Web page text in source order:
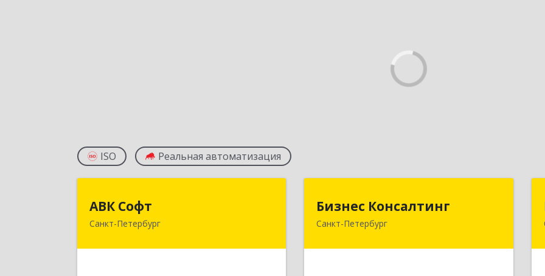
ISO Реальная автоматизация
АВК Софт
Санкт-Петербург196140, Санкт-Петербург г,
Бизнес Консалтинг
Санкт-Петербург195427, Санкт-Петербург г,